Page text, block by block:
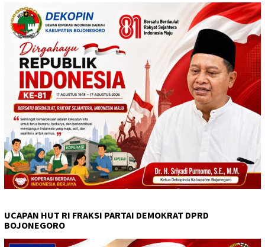
UCAPAN HUT RI FRAKSI PARTAI DEMOKRAT DPRD
BOJONEGORO